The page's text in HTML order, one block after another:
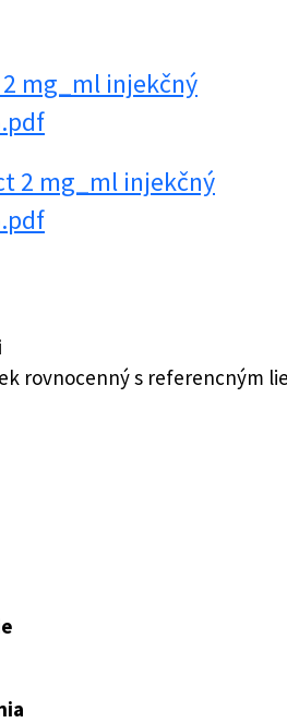
mg_ml injekčný
2 mg_ml injekčný
rovnocenný s referencným